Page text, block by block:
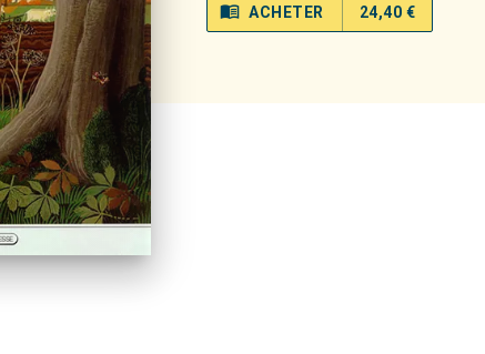
menu_book ACHETER 24,40 €